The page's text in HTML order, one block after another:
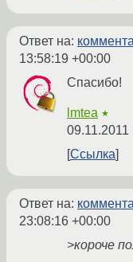
Ответ на:
13:58:19 +00:00
Спасибо!
lmtea ★
09.11.2011
Ссылка
Ответ на:
23:08:16 +00:00
>короче